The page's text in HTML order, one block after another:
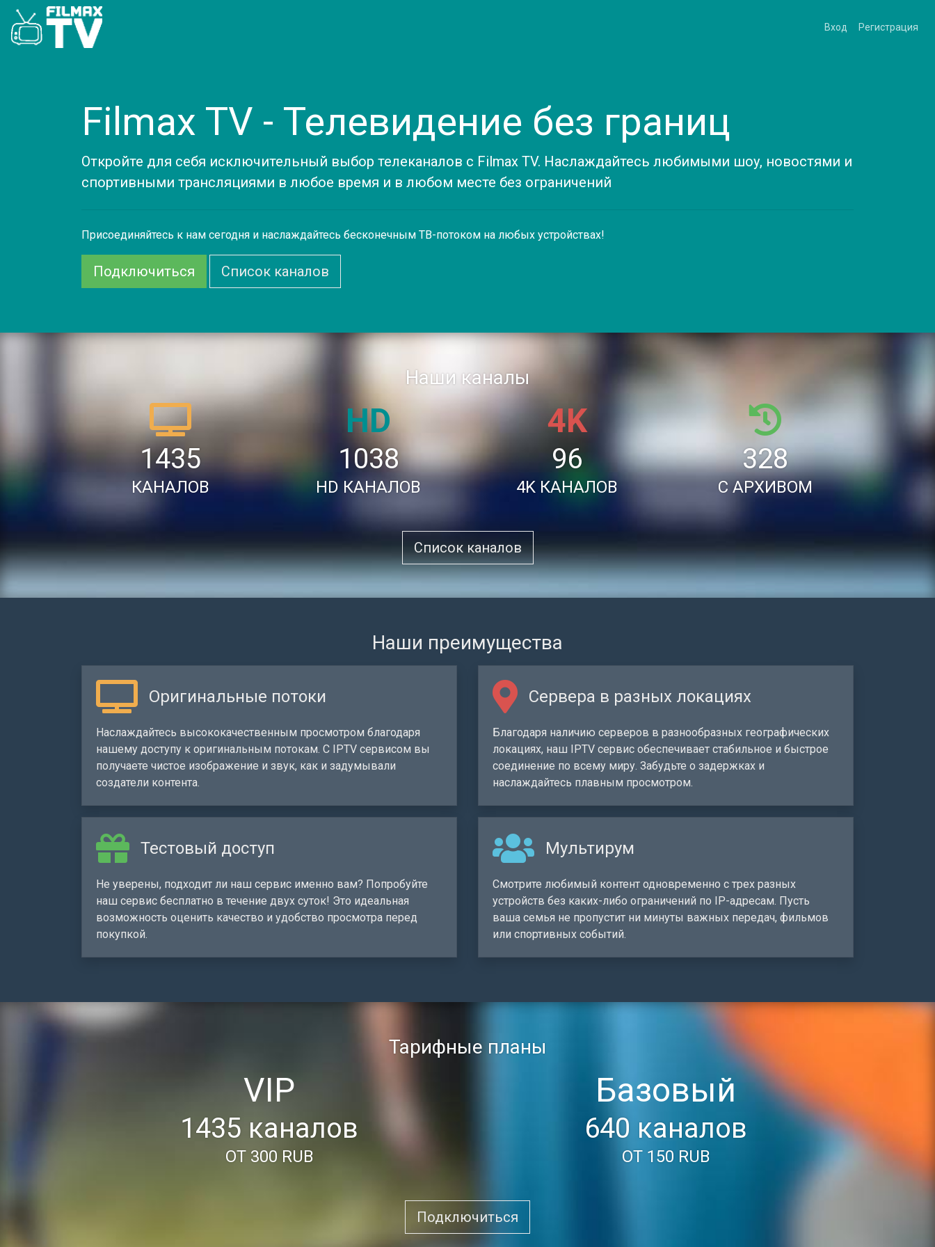
Вход Регистрация
Filmax TV - Телевидение без границ
Откройте для себя исключительный выбор телеканалов с Filmax TV. Наслаждайтесь любимыми шоу, новостями и
спортивными трансляциями в любое время и в любом месте без ограничений
Присоединяйтесь к нам сегодня и наслаждайтесь бесконечным ТВ-потоком на любых устройствах!
Подключиться Список каналов
Наши каналы
1435
КАНАЛОВ
HD
1038
HD КАНАЛОВ
4K
96
4K КАНАЛОВ
328
С АРХИВОМ
Список каналов
Наши преимущества
Оригинальные потоки
Наслаждайтесь высококачественным просмотром благодаря
нашему доступу к оригинальным потокам. С IPTV сервисом вы
получаете чистое изображение и звук, как и задумывали
создатели контента.
Сервера в разных локациях
Благодаря наличию серверов в разнообразных географических
локациях, наш IPTV сервис обеспечивает стабильное и быстрое
соединение по всему миру. Забудьте о задержках и
наслаждайтесь плавным просмотром.
Тестовый доступ
Не уверены, подходит ли наш сервис именно вам? Попробуйте
наш сервис бесплатно в течение двух суток! Это идеальная
возможность оценить качество и удобство просмотра перед
покупкой.
Мультирум
Смотрите любимый контент одновременно с трех разных
устройств без каких-либо ограничений по IP-адресам. Пусть
ваша семья не пропустит ни минуты важных передач, фильмов
или спортивных событий.
Тарифные планы
VIP
1435 каналов
ОТ 300 RUB
Базовый
640 каналов
ОТ 150 RUB
Подключиться